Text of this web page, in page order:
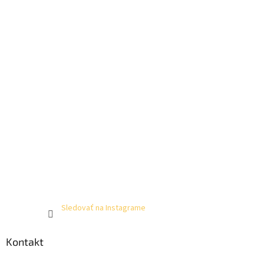
Sledovať na Instagrame
Kontakt